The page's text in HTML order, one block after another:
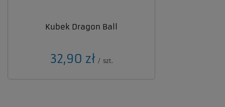
Kubek Dragon Ball
32,90 zł / szt.